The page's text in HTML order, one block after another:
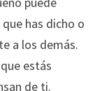
has dicho o
a los demás.
estás
de ti.